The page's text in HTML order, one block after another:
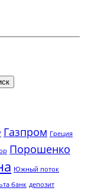
Газпром Греция
Порошенко
Южный поток
банк депозит